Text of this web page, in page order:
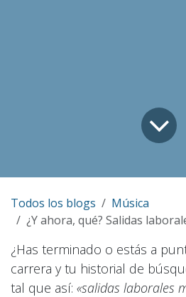
Todos los blogs
Música
¿Y ahora, qué? Salidas
¿Has terminado o estás a
carrera y tu historial de
tal que así: «salidas laborales